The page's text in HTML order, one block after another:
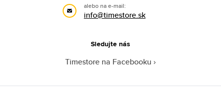
alebo na e-mail:
info@timestore.sk
Sledujte nás
Timestore na Facebooku